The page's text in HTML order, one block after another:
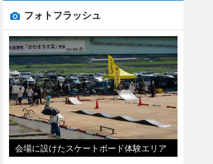
フォトフラッシュ
会場に設けたスケートボード体験エリア